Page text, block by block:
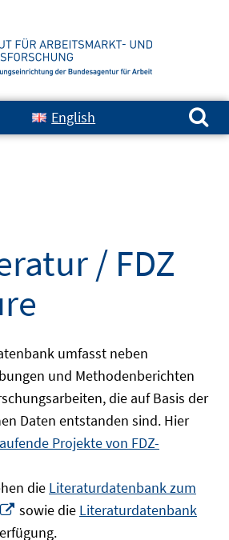
English
Suchen nach:
/ FDZ
umfasst neben
und Methodenberichten
die auf Basis der
Daten entstanden sind. Hier
Projekte von FDZ-
die Literaturdatenbank zum
In
neuem
sowie die Literaturdatenbank